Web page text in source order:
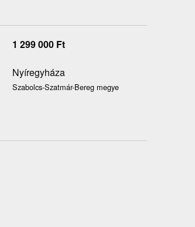
1 299 000 Ft
Nyíregyháza
Szabolcs-Szatmár-Bereg megye